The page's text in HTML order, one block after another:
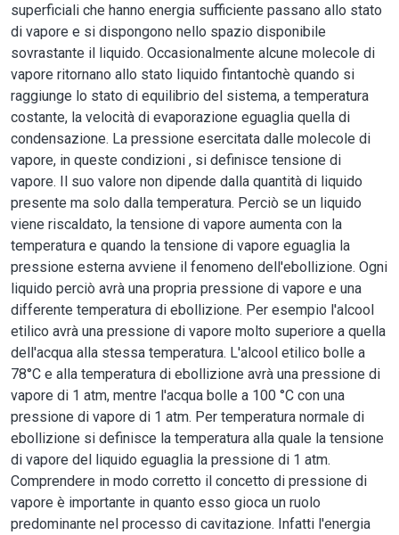
superficiali che hanno energia sufficiente passano allo stato
di vapore e si dispongono nello spazio disponibile
sovrastante il liquido. Occasionalmente alcune molecole di
vapore ritornano allo stato liquido fintantochè quando si
raggiunge lo stato di equilibrio del sistema, a temperatura
costante, la velocità di evaporazione eguaglia quella di
condensazione. La pressione esercitata dalle molecole di
vapore, in queste condizioni , si definisce tensione di
vapore. Il suo valore non dipende dalla quantità di liquido
presente ma solo dalla temperatura. Perciò se un liquido
viene riscaldato, la tensione di vapore aumenta con la
temperatura e quando la tensione di vapore eguaglia la
pressione esterna avviene il fenomeno dell'ebollizione. Ogni
liquido perciò avrà una propria pressione di vapore e una
differente temperatura di ebollizione. Per esempio l'alcool
etilico avrà una pressione di vapore molto superiore a quella
dell'acqua alla stessa temperatura. L'alcool etilico bolle a
78°C e alla temperatura di ebollizione avrà una pressione di
vapore di 1 atm, mentre l'acqua bolle a 100 °C con una
pressione di vapore di 1 atm. Per temperatura normale di
ebollizione si definisce la temperatura alla quale la tensione
di vapore del liquido eguaglia la pressione di 1 atm.
Comprendere in modo corretto il concetto di pressione di
vapore è importante in quanto esso gioca un ruolo
predominante nel processo di cavitazione. Infatti l'energia